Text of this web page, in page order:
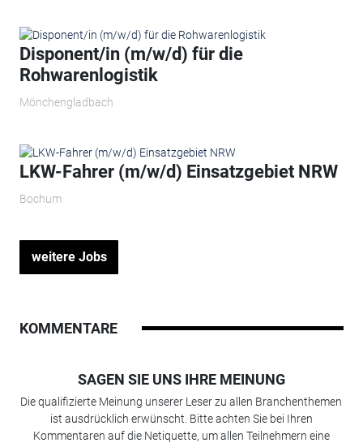
Disponent/in (m/w/d) für die
Rohwarenlogistik
Mönchengladbach
LKW-Fahrer (m/w/d) Einsatzgebiet NRW
Bochum
weitere Jobs
KOMMENTARE
SAGEN SIE UNS IHRE MEINUNG
Die qualifizierte Meinung unserer Leser zu allen Branchenthemen
ist ausdrücklich erwünscht. Bitte achten Sie bei Ihren
Kommentaren auf die Netiquette, um allen Teilnehmern eine